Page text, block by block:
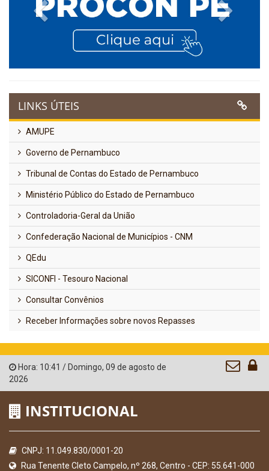
Previous
LINKS ÚTEIS
AMUPE
Governo de Pernambuco
Tribunal de Contas do Estado de Pernambuco
Ministério Público do Estado de Pernambuco
Controladoria-Geral da União
Confederação Nacional de Municípios - CNM
QEdu
SICONFI - Tesouro Nacional
Consultar Convênios
Receber Informações sobre novos Repasses
Hora: 10:41 / Domingo, 09 de agosto de
2026
INSTITUCIONAL
CNPJ: 11.049.830/0001-20
Rua Tenente Cleto Campelo, nº 268, Centro - CEP: 55.641-000